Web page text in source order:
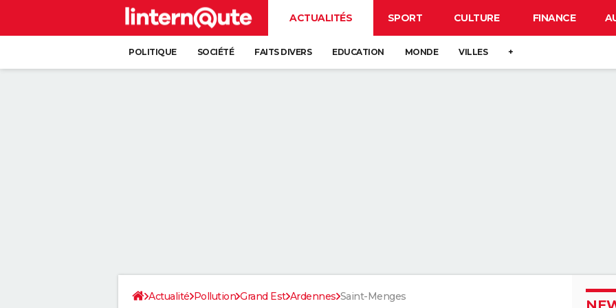
ACTUALITÉS SPORT CULTURE FINANCE
POLITIQUE SOCIÉTÉ FAITS DIVERS EDUCATION MONDE VILLES +
Actualité Pollution Grand Est Ardennes Saint-Menges